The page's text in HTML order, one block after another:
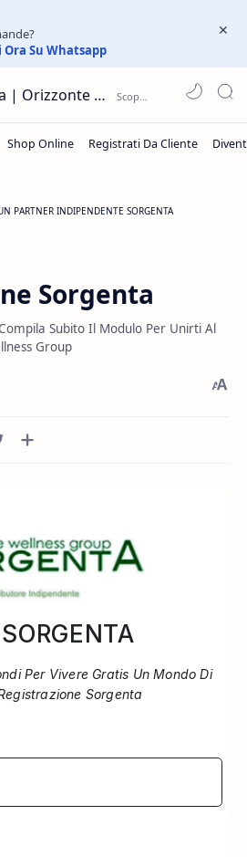
Su Whatsapp
Prodotti Sorgenta | Orizzonte Team | Network Prodotti
PARTNER INDIPENDENTE SORGENTA
Sorgenta
Subito Il Modulo Per Unirti Al
Group
Per Vivere Gratis Un Mondo Di
Sorgenta